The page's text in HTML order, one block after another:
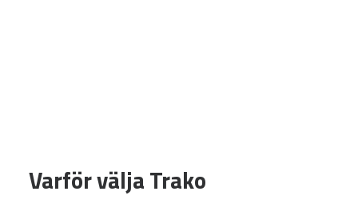
Varför välja Trako